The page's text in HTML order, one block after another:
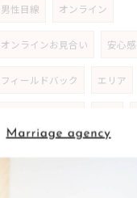
男性目線 オンライン
オンラインお見合い 安心感
フィールドバック エリア